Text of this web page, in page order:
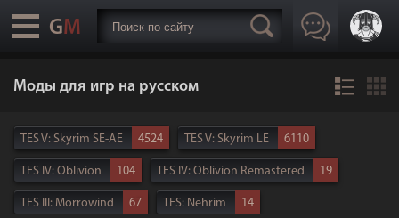
Моды для игр на русском
TES V: Skyrim SE-AE 4524 TES V: Skyrim LE 6110
TES IV: Oblivion 104 TES IV: Oblivion Remastered 19
TES III: Morrowind 67 TES: Nehrim 14